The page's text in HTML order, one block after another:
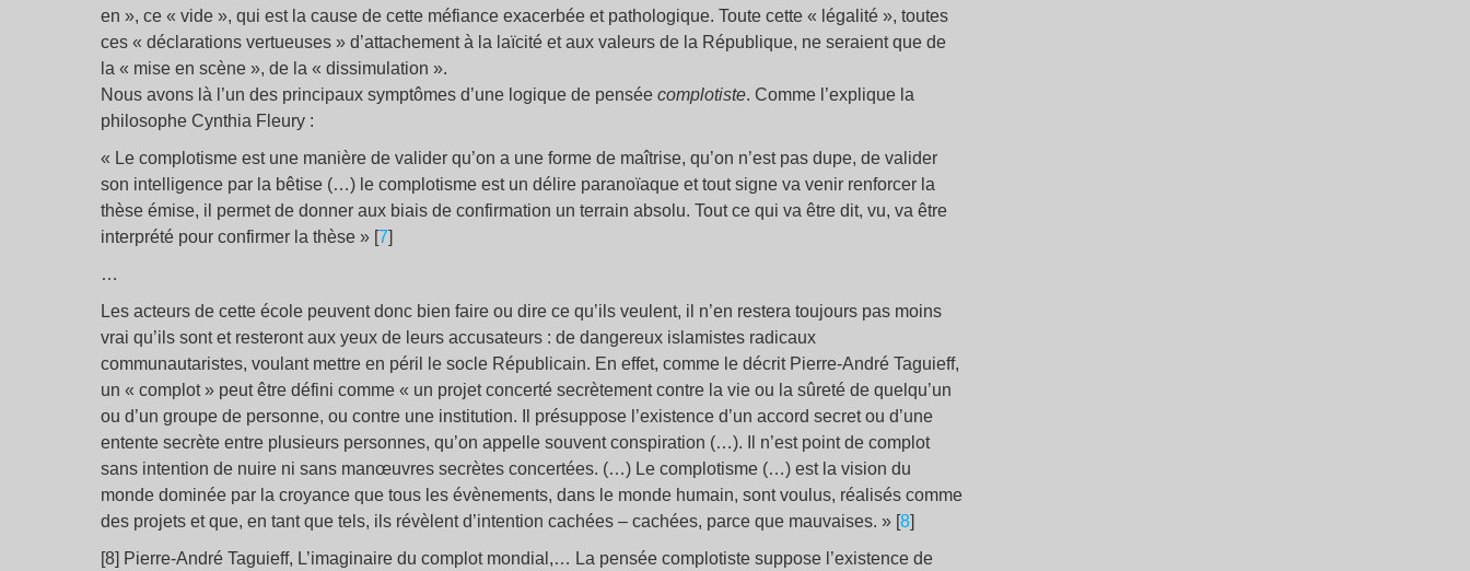
en », ce « vide », qui est la cause de cette méfiance exacerbée et pathologique. Toute cette « légalité », toutes
ces « déclarations vertueuses » d’attachement à la laïcité et aux valeurs de la République, ne seraient que de
la « mise en scène », de la « dissimulation ».
Nous avons là l’un des principaux symptômes d’une logique de pensée complotiste. Comme l’explique la
philosophe Cynthia Fleury :
« Le complotisme est une manière de valider qu’on a une forme de maîtrise, qu’on n’est pas dupe, de valider
son intelligence par la bêtise (…) le complotisme est un délire paranoïaque et tout signe va venir renforcer la
thèse émise, il permet de donner aux biais de confirmation un terrain absolu. Tout ce qui va être dit, vu, va être
interprété pour confirmer la thèse » [7]
…
Les acteurs de cette école peuvent donc bien faire ou dire ce qu’ils veulent, il n’en restera toujours pas moins
vrai qu’ils sont et resteront aux yeux de leurs accusateurs : de dangereux islamistes radicaux
communautaristes, voulant mettre en péril le socle Républicain. En effet, comme le décrit Pierre-André Taguieff,
un « complot » peut être défini comme « un projet concerté secrètement contre la vie ou la sûreté de quelqu’un
ou d’un groupe de personne, ou contre une institution. Il présuppose l’existence d’un accord secret ou d’une
entente secrète entre plusieurs personnes, qu’on appelle souvent conspiration (…). Il n’est point de complot
sans intention de nuire ni sans manœuvres secrètes concertées. (…) Le complotisme (…) est la vision du
monde dominée par la croyance que tous les évènements, dans le monde humain, sont voulus, réalisés comme
des projets et que, en tant que tels, ils révèlent d’intention cachées – cachées, parce que mauvaises. » [8]
[8] Pierre-André Taguieff, L’imaginaire du complot mondial,… La pensée complotiste suppose l’existence de